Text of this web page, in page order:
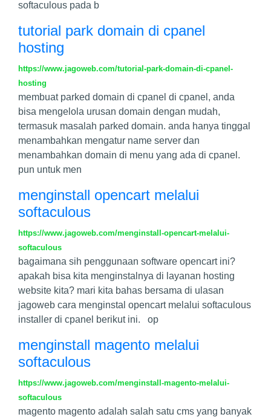
softaculous pada b
tutorial park domain di cpanel
hosting
https://www.jagoweb.com/tutorial-park-domain-di-cpanel-
hosting
membuat parked domain di cpanel di cpanel, anda
bisa mengelola urusan domain dengan mudah,
termasuk masalah parked domain. anda hanya tinggal
menambahkan mengatur name server dan
menambahkan domain di menu yang ada di cpanel.
pun untuk men
menginstall opencart melalui
softaculous
https://www.jagoweb.com/menginstall-opencart-melalui-
softaculous
bagaimana sih penggunaan software opencart ini?
apakah bisa kita menginstalnya di layanan hosting
website kita? mari kita bahas bersama di ulasan
jagoweb cara menginstal opencart melalui softaculous
installer di cpanel berikut ini. op
menginstall magento melalui
softaculous
https://www.jagoweb.com/menginstall-magento-melalui-
softaculous
magento magento adalah salah satu cms yang banyak